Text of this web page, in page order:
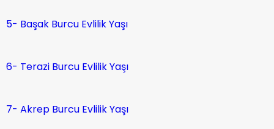
5- Başak Burcu Evlilik Yaşı
6- Terazi Burcu Evlilik Yaşı
7- Akrep Burcu Evlilik Yaşı